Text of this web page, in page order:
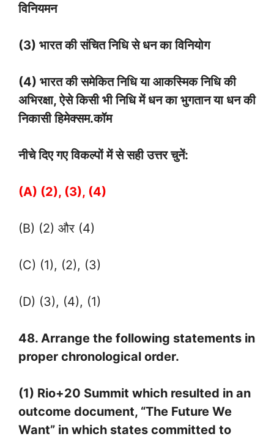
विनियमन
(3) भारत की संचित निधि से धन का विनियोग
(4) भारत की समेकित निधि या आकस्मिक निधि की
अभिरक्षा, ऐसे किसी भी निधि में धन का भुगतान या धन की
निकासी हिमेक्सम.कॉम
नीचे दिए गए विकल्पों में से सही उत्तर चुनें:
(A) (2), (3), (4)
(B) (2) और (4)
(C) (1), (2), (3)
(D) (3), (4), (1)
48. Arrange the following statements in
proper chronological order.
(1) Rio+20 Summit which resulted in an
outcome document, “The Future We
Want” in which states committed to